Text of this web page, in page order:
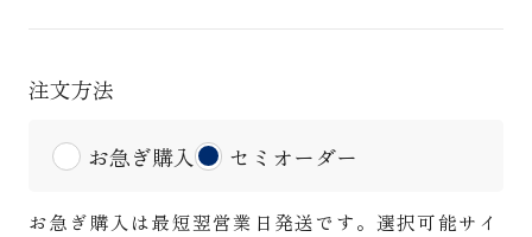
注文方法
お急ぎ購入 セミオーダー
お急ぎ購入は最短翌営業日発送です。選択可能サイ